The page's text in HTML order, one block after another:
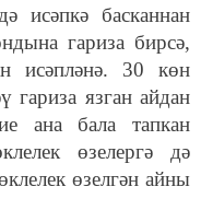
исәпкә басканнан
гариза бирсә,
исәпләнә. 30 көн
гариза язган айдан
ана бала тапкан
өзелергә дә
өзелгән айны